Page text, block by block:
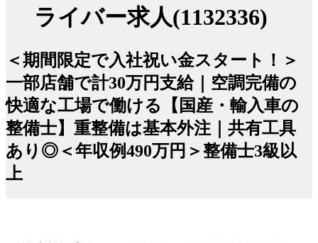
ライバー求人(1132336)
＜期間限定で入社祝い金スタート！＞
一部店舗で計30万円支給｜空調完備の
快適な工場で働ける【国産・輸入車の
整備士】重整備は基本外注｜共有工具
あり◎＜年収例490万円＞整備士3級以
上